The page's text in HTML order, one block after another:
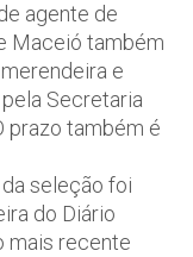
agente de
Maceió também
e
Secretaria
prazo também é
seleção foi
do Diário
mais recente